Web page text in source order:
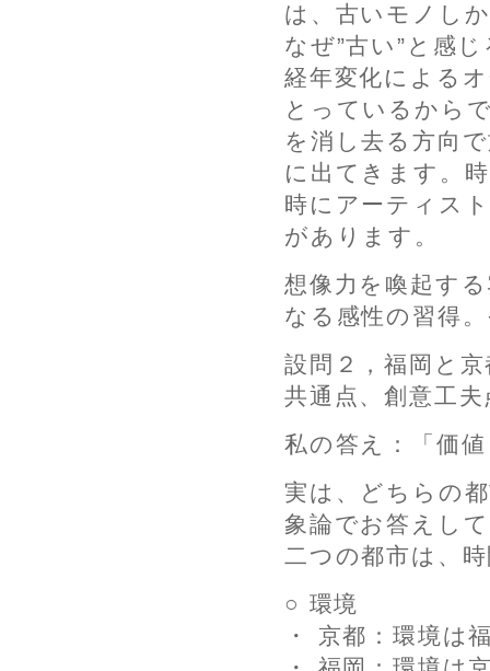
は、古いモノし
なぜ”古い”と感
経年変化による
とっているから
を消し去る方向
に出てきます。
時にアーティス
があります。
想像力を喚起す
なる感性の習得
設問２，福岡と
共通点、創意工夫
私の答え：「価
実は、どちらの
象論でお答えし
二つの都市は、
○ 環境
・ 京都：環境は